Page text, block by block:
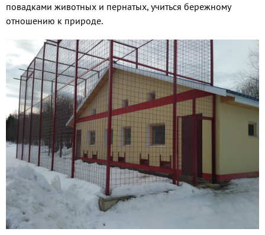
повадками животных и пернатых, учиться бережному
отношению к природе.